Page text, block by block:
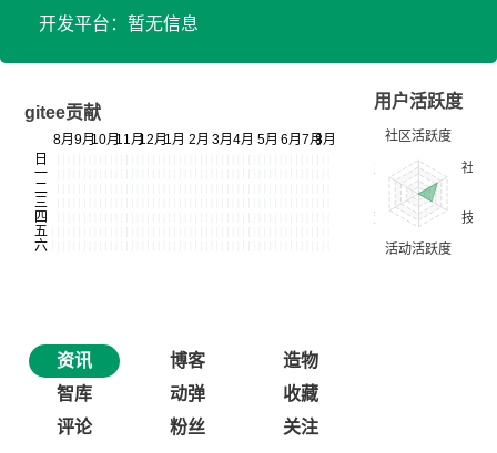
开发平台：暂无信息
gitee贡献
用户活跃度
资讯 博客
造物
智库
动弹
收藏
评论
粉丝 关注